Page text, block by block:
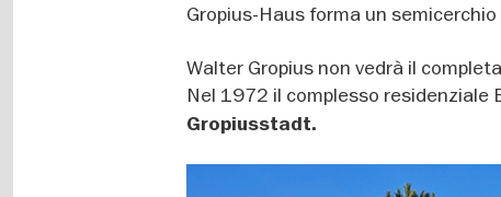
Gropius-Haus forma un
Walter Gropius non vedrà il
Nel 1972 il complesso
Gropiusstadt.